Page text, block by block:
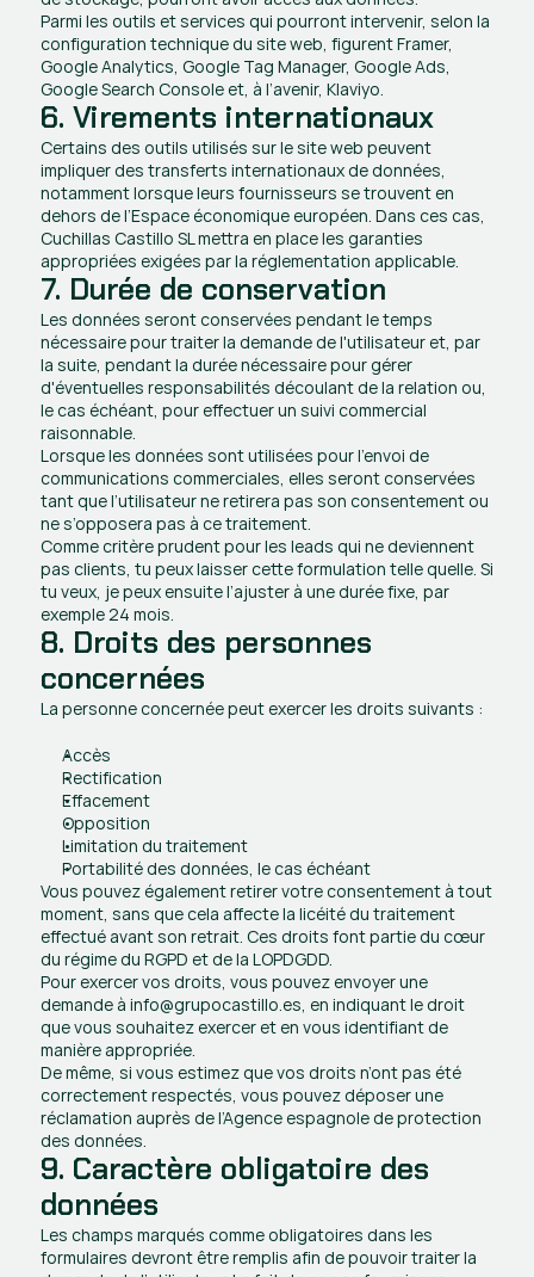
Parmi les outils et services qui pourront intervenir, selon la
configuration technique du site web, figurent Framer,
Google Analytics, Google Tag Manager, Google Ads,
Google Search Console et, à l’avenir, Klaviyo.
6. Virements internationaux
Certains des outils utilisés sur le site web peuvent
impliquer des transferts internationaux de données,
notamment lorsque leurs fournisseurs se trouvent en
dehors de l’Espace économique européen. Dans ces cas,
Cuchillas Castillo SL mettra en place les garanties
appropriées exigées par la réglementation applicable.
7. Durée de conservation
Les données seront conservées pendant le temps
nécessaire pour traiter la demande de l'utilisateur et, par
la suite, pendant la durée nécessaire pour gérer
d'éventuelles responsabilités découlant de la relation ou,
le cas échéant, pour effectuer un suivi commercial
raisonnable.
Lorsque les données sont utilisées pour l’envoi de
communications commerciales, elles seront conservées
tant que l’utilisateur ne retirera pas son consentement ou
ne s’opposera pas à ce traitement.
Comme critère prudent pour les leads qui ne deviennent
pas clients, tu peux laisser cette formulation telle quelle. Si
tu veux, je peux ensuite l’ajuster à une durée fixe, par
exemple 24 mois.
8. Droits des personnes
concernées
La personne concernée peut exercer les droits suivants :
Accès
Rectification
Effacement
Opposition
Limitation du traitement
Portabilité des données, le cas échéant
Vous pouvez également retirer votre consentement à tout
moment, sans que cela affecte la licéité du traitement
effectué avant son retrait. Ces droits font partie du cœur
du régime du RGPD et de la LOPDGDD.
Pour exercer vos droits, vous pouvez envoyer une
demande à info@grupocastillo.es, en indiquant le droit
que vous souhaitez exercer et en vous identifiant de
manière appropriée.
De même, si vous estimez que vos droits n’ont pas été
correctement respectés, vous pouvez déposer une
réclamation auprès de l’Agence espagnole de protection
des données.
9. Caractère obligatoire des
données
Les champs marqués comme obligatoires dans les
formulaires devront être remplis afin de pouvoir traiter la